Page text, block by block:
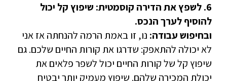
6. לשפץ את הדירה קוסמטית: שיפוץ קל יכול
להוסיף לערך הנכס.
ובחיפוש עבודה: נו, זו באמת הרמה להנחתה אז אני
לא יכולה להתאפק: שדרגו את קורות החיים שלכם. גם
שיפוץ קל של קורות החיים יכול לשפר פלאים את
יכולת המכירה שלהם. שיפוץ מעמיק יותר יבטיח